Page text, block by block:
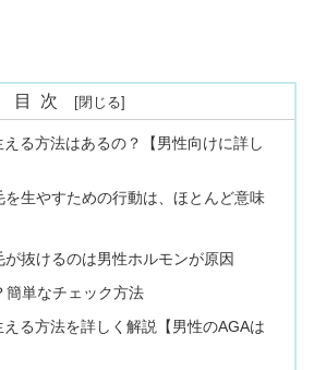
目次
る方法はあるの？【男性向けに詳し
を生やすための行動は、ほとんど意味
が抜けるのは男性ホルモンが原因
簡単なチェック方法
る方法を詳しく解説【男性のAGAは